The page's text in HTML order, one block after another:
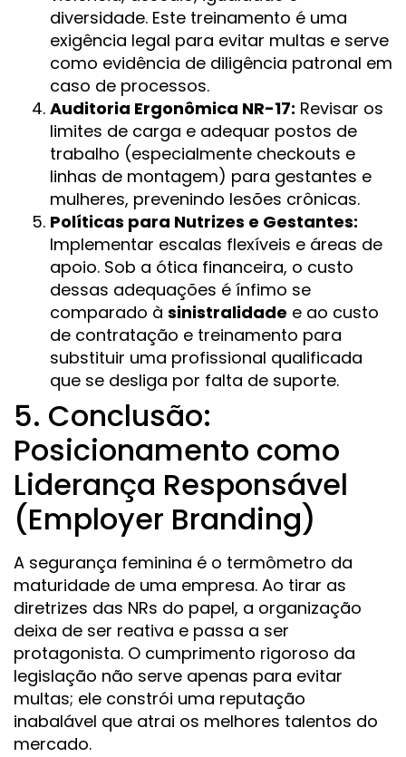
diversidade. Este treinamento é uma
exigência legal para evitar multas e serve
como evidência de diligência patronal em
caso de processos.
Auditoria Ergonômica NR-17: Revisar os
limites de carga e adequar postos de
trabalho (especialmente checkouts e
linhas de montagem) para gestantes e
mulheres, prevenindo lesões crônicas.
Políticas para Nutrizes e Gestantes:
Implementar escalas flexíveis e áreas de
apoio. Sob a ótica financeira, o custo
dessas adequações é ínfimo se
comparado à sinistralidade e ao custo
de contratação e treinamento para
substituir uma profissional qualificada
que se desliga por falta de suporte.
5. Conclusão:
Posicionamento como
Liderança Responsável
(Employer Branding)
A segurança feminina é o termômetro da
maturidade de uma empresa. Ao tirar as
diretrizes das NRs do papel, a organização
deixa de ser reativa e passa a ser
protagonista. O cumprimento rigoroso da
legislação não serve apenas para evitar
multas; ele constrói uma reputação
inabalável que atrai os melhores talentos do
mercado.